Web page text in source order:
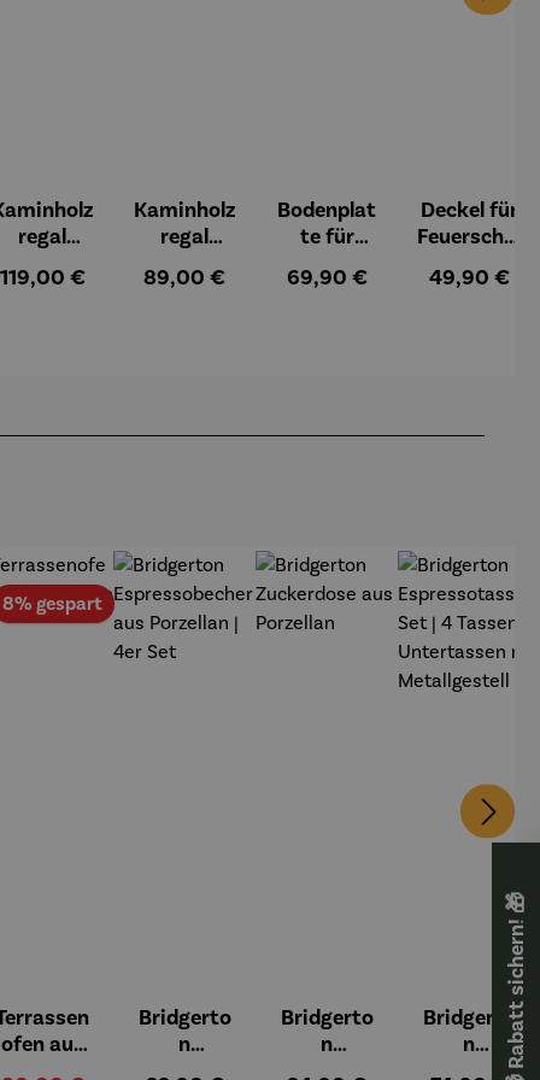
regal
n
Regulärer Preis:
119,00 €
Kaminholz
regal
Regulärer Preis:
89,00 €
Bodenplat
te für
rund Ø 70
Regulärer Preis:
69,90 €
Deckel für
Feuerschal
Rand - Ø
Regulärer
49,90 €
8% gespartRabatt
ofen aus
Bridgerto
n
Bridgerto
n
Bridgerto
n
Espressot🎁 Rabatt sichern! 🎁